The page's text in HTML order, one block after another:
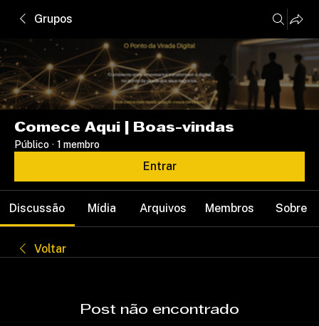
Grupos
Comece Aqui | Boas-vindas
Público · 1 membro
Entrar
Discussão Mídia Arquivos Membros Sobre
Voltar
Post não encontrado